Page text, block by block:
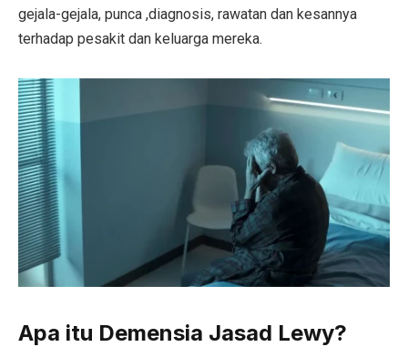
gejala-gejala, punca ,diagnosis, rawatan dan kesannya
terhadap pesakit dan keluarga mereka.
Apa itu Demensia Jasad Lewy?